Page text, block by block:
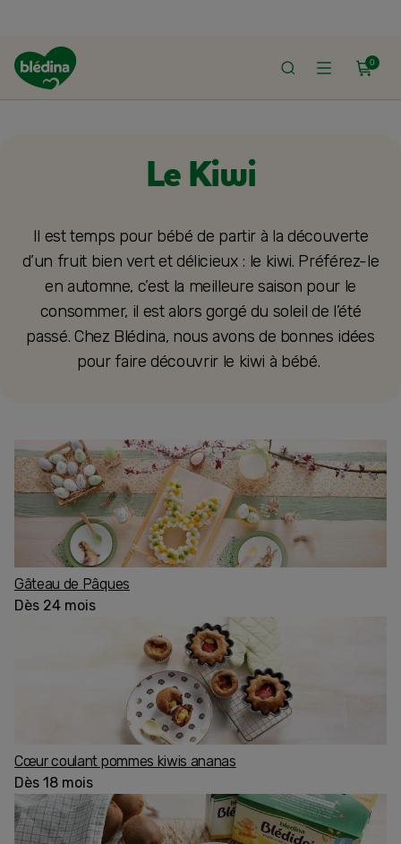
0
ACCUEIL
Le Kiwi
Il est temps pour bébé de partir à la découverte
d’un fruit bien vert et délicieux : le kiwi. Préférez-le
en automne, c’est la meilleure saison pour le
consommer, il est alors gorgé du soleil de l’été
passé. Chez Blédina, nous avons de bonnes idées
pour faire découvrir le kiwi à bébé.
Gâteau de Pâques
Dès 24 mois
Cœur coulant pommes kiwis ananas
Dès 18 mois